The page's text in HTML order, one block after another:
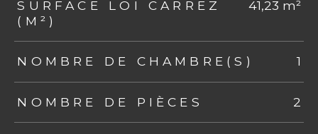
TRAD_ZEPHYR_Caracteristique TRAD_ZEPHYR_Valeurs
SURFACE LOI CARREZ
(M²)
41,23 m²
NOMBRE DE CHAMBRE(S) 1
NOMBRE DE PIÈCES 2